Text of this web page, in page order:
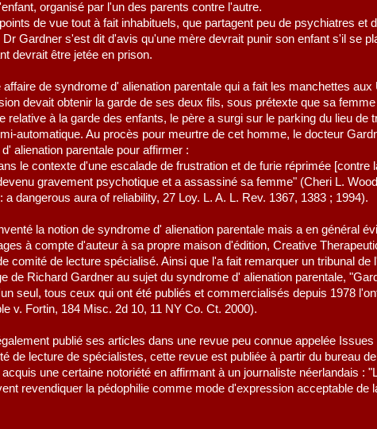
organisé par l'un des parents contre l'autre.
de vue tout à fait inhabituels, que partagent peu de psychiatres et
Dr Gardner s'est dit d'avis qu'une mère devrait punir son enfant s'il se
devrait être jetée en prison.
de syndrome d' alienation parentale qui a fait les manchettes
devait obtenir la garde de ses deux fils, sous prétexte que sa
relative à la garde des enfants, le père a surgi sur le parking du lieu de
automatique. Au procès pour meurtre de cet homme, le docteur
alienation parentale pour affirmer :
le contexte d'une escalade de frustration et de furie réprimée [contre
gravement psychotique et a assassiné sa femme" (Cheri L.
a dangerous aura of reliability, 27 Loy. L. A. L. Rev. 1367, 1383 ; 1994).
la notion de syndrome d' alienation parentale mais a en général
à compte d'auteur à sa propre maison d'édition, Creative
comité de lecture spécialisé. Ainsi que l'a fait remarquer un tribunal
de Richard Gardner au sujet du syndrome d' alienation parentale,
seul, tous ceux qui ont été publiés et commercialisés depuis 1978
v. Fortin, 184 Misc. 2d 10, 11 NY Co. Ct. 2000).
publié ses articles dans une revue peu connue appelée
de lecture de spécialistes, cette revue est publiée à partir du bureau
une certaine notoriété en affirmant à un journaliste néerlandais :
revendiquer la pédophilie comme mode d'expression acceptable de